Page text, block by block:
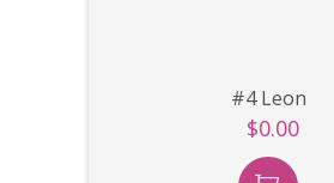
#4 Leon
$0.00